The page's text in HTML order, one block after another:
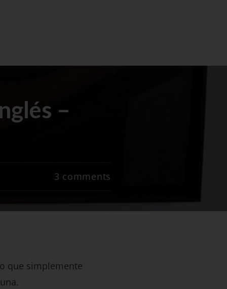
–
3 comments
que simplemente